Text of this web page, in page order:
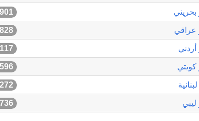
بحريني
عراقي
أردني
كويتي
ليبي